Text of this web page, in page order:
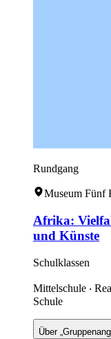
Rundgang
Museum Fünf
Afrika:
und Künste
Schulklassen
Mittelschule ‧
Schule
Über